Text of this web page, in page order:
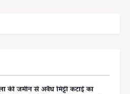
की जमीन से अवैध मिट्टी कटाई का